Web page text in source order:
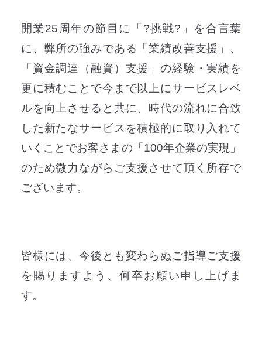
開業25周年の節目に「?挑戦?」を合言葉
に、弊所の強みである「業績改善支援」、
「資金調達（融資）支援」の経験・実績を
更に積むことで今まで以上にサービスレベ
ルを向上させると共に、時代の流れに合致
した新たなサービスを積極的に取り入れて
いくことでお客さまの「100年企業の実現」
のため微力ながらご支援させて頂く所存で
ございます。
皆様には、今後とも変わらぬご指導ご支援
を賜りますよう、何卒お願い申し上げま
す。